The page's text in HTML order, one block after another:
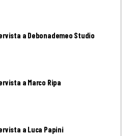
a Debonademeo Studio
a Marco Ripa
a Luca Papini